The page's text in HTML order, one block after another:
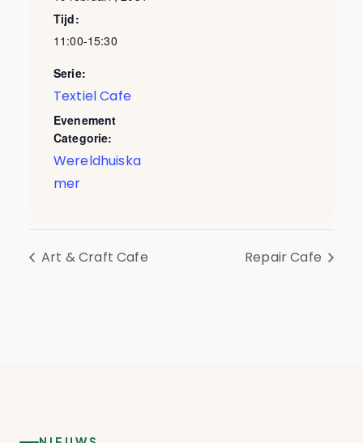
Tijd:
11:00-15:30
Serie:
Textiel Cafe
Evenement
Categorie:
Wereldhuiska
mer
Art & Craft Cafe Repair Cafe